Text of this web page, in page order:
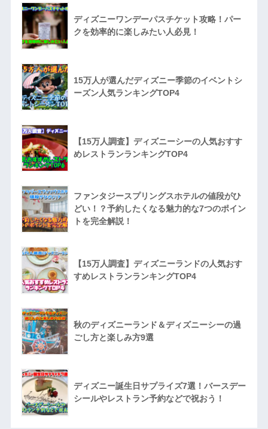
ディズニーワンデーパスチケット攻略！パー
クを効率的に楽しみたい人必見！
15万人が選んだディズニー季節のイベントシ
ーズン人気ランキングTOP4
【15万人調査】ディズニーシーの人気おすす
めレストランランキングTOP4
ファンタジースプリングスホテルの値段がひ
どい！？予約したくなる魅力的な7つのポイン
トを完全解説！
【15万人調査】ディズニーランドの人気おす
すめレストランランキングTOP4
秋のディズニーランド＆ディズニーシーの過
ごし方と楽しみ方9選
ディズニー誕生日サプライズ7選！バースデー
シールやレストラン予約などで祝おう！